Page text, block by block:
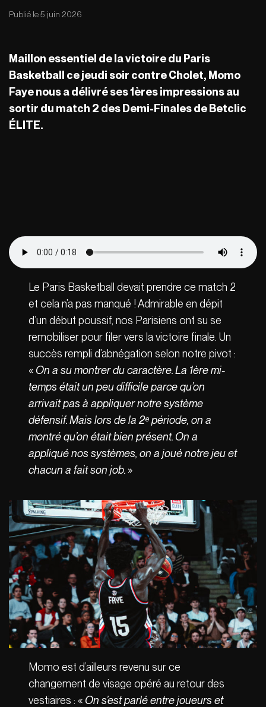
Publié le 5 juin 2026
Maillon essentiel de la victoire du Paris
Basketball ce jeudi soir contre Cholet, Momo
Faye nous a délivré ses 1ères impressions au
sortir du match 2 des Demi-Finales de Betclic
É LITE.
Le Paris Basketball devait prendre ce match 2
et cela n’a pas manqué ! Admirable en dépit
d’un début poussif, nos Parisiens ont su se
remobiliser pour filer vers la victoire finale. Un
succès rempli d’abnégation selon notre pivot :
« On a su montrer du caractère. La 1ère mi-
temps était un peu difficile parce qu’on
arrivait pas à appliquer notre système
défensif. Mais lors de la 2ᵉ période, on a
montré qu’on était bien présent. On a
appliqué nos systèmes, on a joué notre jeu et
chacun a fait son job. »
Momo est d’ailleurs revenu sur ce
changement de visage opéré au retour des
vestiaires : « On s’est parlé entre joueurs et